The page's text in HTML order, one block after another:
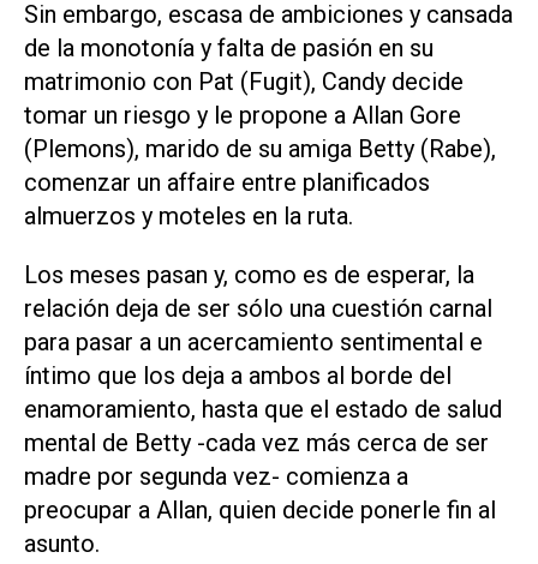
Sin embargo, escasa de ambiciones y cansada
de la monotonía y falta de pasión en su
matrimonio con Pat (Fugit), Candy decide
tomar un riesgo y le propone a Allan Gore
(Plemons), marido de su amiga Betty (Rabe),
comenzar un affaire entre planificados
almuerzos y moteles en la ruta.
Los meses pasan y, como es de esperar, la
relación deja de ser sólo una cuestión carnal
para pasar a un acercamiento sentimental e
íntimo que los deja a ambos al borde del
enamoramiento, hasta que el estado de salud
mental de Betty -cada vez más cerca de ser
madre por segunda vez- comienza a
preocupar a Allan, quien decide ponerle fin al
asunto.